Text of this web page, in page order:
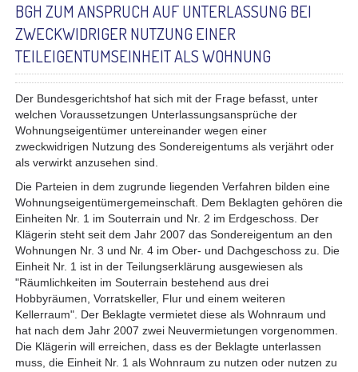
BGH ZUM ANSPRUCH AUF UNTERLASSUNG BEI
ZWECKWIDRIGER NUTZUNG EINER
TEILEIGENTUMSEINHEIT ALS WOHNUNG
Der Bundesgerichtshof hat sich mit der Frage befasst, unter
welchen Voraussetzungen Unterlassungsansprüche der
Wohnungseigentümer untereinander wegen einer
zweckwidrigen Nutzung des Sondereigentums als verjährt oder
als verwirkt anzusehen sind.
Die Parteien in dem zugrunde liegenden Verfahren bilden eine
Wohnungseigentümergemeinschaft. Dem Beklagten gehören die
Einheiten Nr. 1 im Souterrain und Nr. 2 im Erdgeschoss. Der
Klägerin steht seit dem Jahr 2007 das Sondereigentum an den
Wohnungen Nr. 3 und Nr. 4 im Ober- und Dachgeschoss zu. Die
Einheit Nr. 1 ist in der Teilungserklärung ausgewiesen als
"Räumlichkeiten im Souterrain bestehend aus drei
Hobbyräumen, Vorratskeller, Flur und einem weiteren
Kellerraum". Der Beklagte vermietet diese als Wohnraum und
hat nach dem Jahr 2007 zwei Neuvermietungen vorgenommen.
Die Klägerin will erreichen, dass es der Beklagte unterlassen
muss, die Einheit Nr. 1 als Wohnraum zu nutzen oder nutzen zu